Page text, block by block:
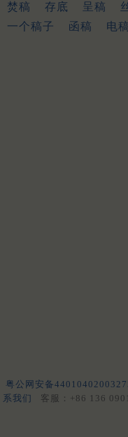
焚稿
存底 呈稿
一个稿子
函稿 电稿
粤公网安备
系我们
客服：+86 136